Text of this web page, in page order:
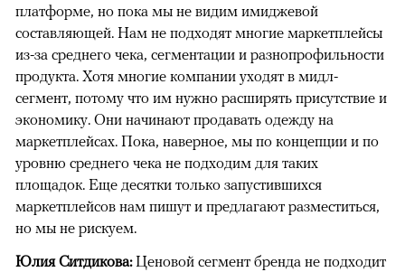
платформе, но пока мы не видим имиджевой
составляющей. Нам не подходят многие маркетплейсы
из-за среднего чека, сегментации и разнопрофильности
продукта. Хотя многие компании уходят в мидл-
сегмент, потому что им нужно расширять присутствие и
экономику. Они начинают продавать одежду на
маркетплейсах. Пока, наверное, мы по концепции и по
уровню среднего чека не подходим для таких
площадок. Еще десятки только запустившихся
маркетплейсов нам пишут и предлагают разместиться,
но мы не рискуем.
Юлия Ситдикова:Ценовой сегмент бренда не подходит